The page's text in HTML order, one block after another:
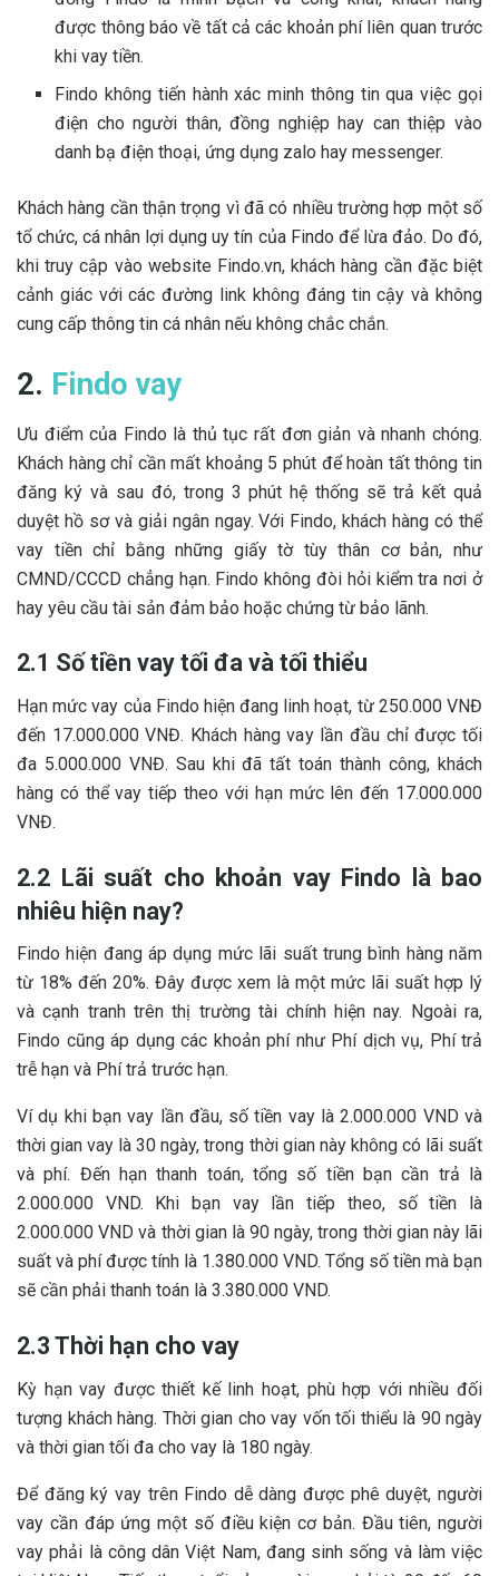
được thông báo về tất cả các khoản phí liên quan trước
khi vay tiền.
Findo không tiến hành xác minh thông tin qua việc gọi
điện cho người thân, đồng nghiệp hay can thiệp vào
danh bạ điện thoại, ứng dụng zalo hay messenger.
Khách hàng cần thận trọng vì đã có nhiều trường hợp một số
tổ chức, cá nhân lợi dụng uy tín của Findo để lừa đảo. Do đó,
khi truy cập vào website Findo.vn, khách hàng cần đặc biệt
cảnh giác với các đường link không đáng tin cậy và không
cung cấp thông tin cá nhân nếu không chắc chắn.
2. Findo vay
Ưu điểm của Findo là thủ tục rất đơn giản và nhanh chóng.
Khách hàng chỉ cần mất khoảng 5 phút để hoàn tất thông tin
đăng ký và sau đó, trong 3 phút hệ thống sẽ trả kết quả
duyệt hồ sơ và giải ngân ngay. Với Findo, khách hàng có thể
vay tiền chỉ bằng những giấy tờ tùy thân cơ bản, như
CMND/CCCD chẳng hạn. Findo không đòi hỏi kiểm tra nơi ở
hay yêu cầu tài sản đảm bảo hoặc chứng từ bảo lãnh.
2.1 Số tiền vay tối đa và tối thiểu
Hạn mức vay của Findo hiện đang linh hoạt, từ 250.000 VNĐ
đến 17.000.000 VNĐ. Khách hàng vay lần đầu chỉ được tối
đa 5.000.000 VNĐ. Sau khi đã tất toán thành công, khách
hàng có thể vay tiếp theo với hạn mức lên đến 17.000.000
VNĐ.
2.2 Lãi suất cho khoản vay Findo là bao
nhiêu hiện nay?
Findo hiện đang áp dụng mức lãi suất trung bình hàng năm
từ 18% đến 20%. Đây được xem là một mức lãi suất hợp lý
và cạnh tranh trên thị trường tài chính hiện nay. Ngoài ra,
Findo cũng áp dụng các khoản phí như Phí dịch vụ, Phí trả
trễ hạn và Phí trả trước hạn.
Ví dụ khi bạn vay lần đầu, số tiền vay là 2.000.000 VND và
thời gian vay là 30 ngày, trong thời gian này không có lãi suất
và phí. Đến hạn thanh toán, tổng số tiền bạn cần trả là
2.000.000 VND. Khi bạn vay lần tiếp theo, số tiền là
2.000.000 VND và thời gian là 90 ngày, trong thời gian này lãi
suất và phí được tính là 1.380.000 VND. Tổng số tiền mà bạn
sẽ cần phải thanh toán là 3.380.000 VND.
2.3 Thời hạn cho vay
Kỳ hạn vay được thiết kế linh hoạt, phù hợp với nhiều đối
tượng khách hàng. Thời gian cho vay vốn tối thiểu là 90 ngày
và thời gian tối đa cho vay là 180 ngày.
Để đăng ký vay trên Findo dễ dàng được phê duyệt, người
vay cần đáp ứng một số điều kiện cơ bản. Đầu tiên, người
vay phải là công dân Việt Nam, đang sinh sống và làm việc